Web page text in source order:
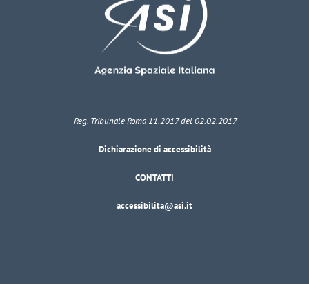
Reg. Tribunale Roma 11.2017 del 02.02.2017
Dichiarazione di accessibilità
CONTATTI
accessibilita@asi.it